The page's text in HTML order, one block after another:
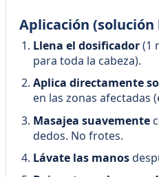
Aplicación (solución
Llena el dosificador(1
para toda la cabeza).
Aplica directamente
en las zonas afectadas
Masajea suavemente
dedos. No frotes.
Lávate las manos